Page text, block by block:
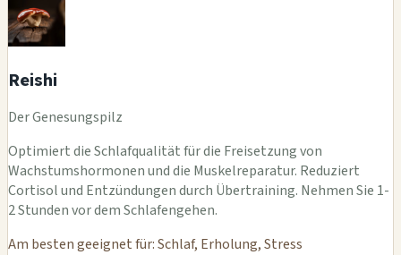
Reishi
Der Genesungspilz
Optimiert die Schlafqualität für die Freisetzung von
Wachstumshormonen und die Muskelreparatur. Reduziert
Cortisol und Entzündungen durch Übertraining. Nehmen Sie 1-
2 Stunden vor dem Schlafengehen.
Am besten geeignet für: Schlaf, Erholung, Stress